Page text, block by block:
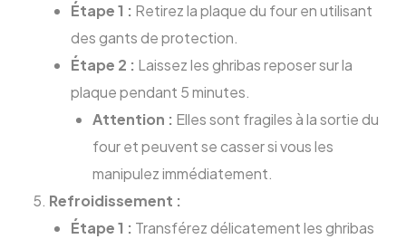
Étape 1 : Retirez la plaque du four en utilisant
des gants de protection.
Étape 2 : Laissez les ghribas reposer sur la
plaque pendant 5 minutes.
Attention : Elles sont fragiles à la sortie du
four et peuvent se casser si vous les
manipulez immédiatement.
Refroidissement :
Étape 1 : Transférez délicatement les ghribas